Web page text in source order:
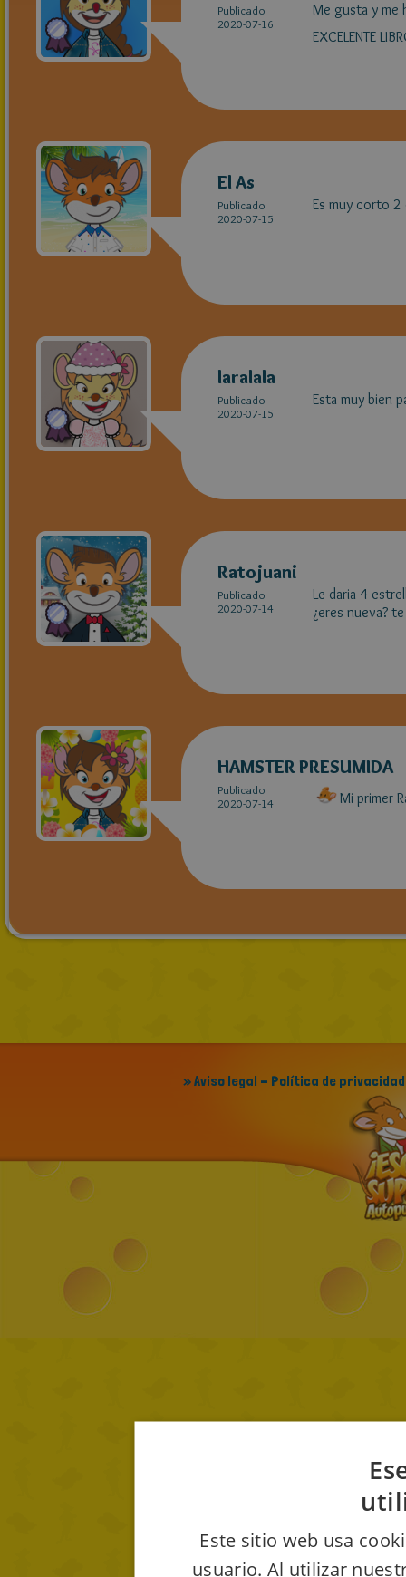
Publicado
2020-07-16
Me gusta y me
EXCELENTE
El As
Publicado
2020-07-15
Es muy corto 2
laralala
Publicado
2020-07-15
Esta muy bien
Ratojuani
Publicado
2020-07-14
Le daria 4
¿eres nueva?
HAMSTER PRESUMIDA
Publicado
2020-07-14
Mi primer
» Aviso legal - Política de privacidad
Este sitio web usa
usuario. Al utilizar